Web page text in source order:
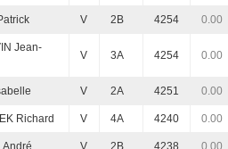
V 2B 4254 0.00
Jean-
V 3A 4254 0.00
V 2A 4251 0.00
Richard V 4A 4240 0.00